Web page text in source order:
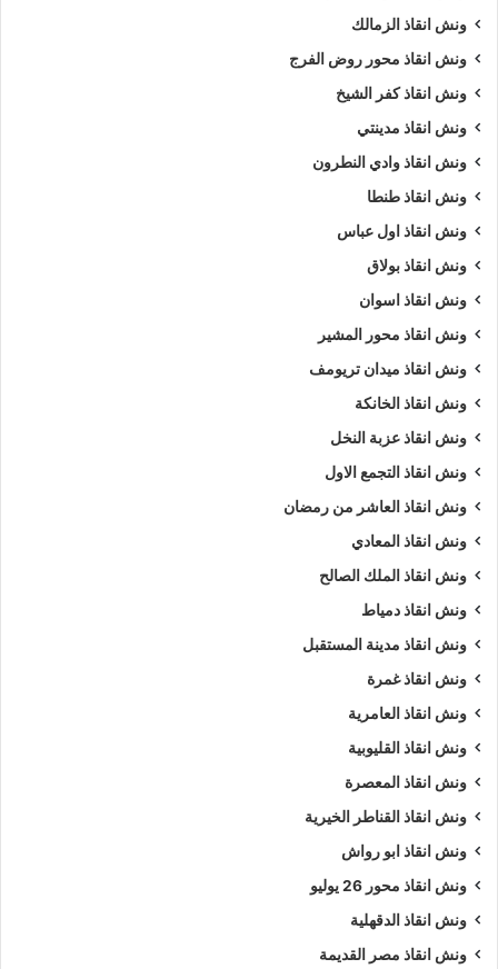
ونش انقاذ الزمالك
ونش انقاذ محور روض الفرج
ونش انقاذ كفر الشيخ
ونش انقاذ مدينتي
ونش انقاذ وادي النطرون
ونش انقاذ طنطا
ونش انقاذ اول عباس
ونش انقاذ بولاق
ونش انقاذ اسوان
ونش انقاذ محور المشير
ونش انقاذ ميدان تريومف
ونش انقاذ الخانكة
ونش انقاذ عزبة النخل
ونش انقاذ التجمع الاول
ونش انقاذ العاشر من رمضان
ونش انقاذ المعادي
ونش انقاذ الملك الصالح
ونش انقاذ دمياط
ونش انقاذ مدينة المستقبل
ونش انقاذ غمرة
ونش انقاذ العامرية
ونش انقاذ القليوبية
ونش انقاذ المعصرة
ونش انقاذ القناطر الخيرية
ونش انقاذ ابو رواش
ونش انقاذ محور 26 يوليو
ونش انقاذ الدقهلية
ونش انقاذ مصر القديمة